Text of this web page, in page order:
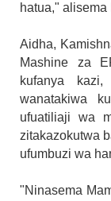
hatua," alisema
Aidha,
Mashine za
kufanya
wanatakiwa
ufuatiliaji wa
zitakazokutwa
ufumbuzi wa
"Ninasema